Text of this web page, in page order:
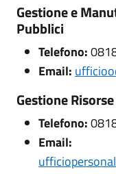
Gestione e
Pubblici
Telefono:
Email:
Gestione
Telefono:
Email: